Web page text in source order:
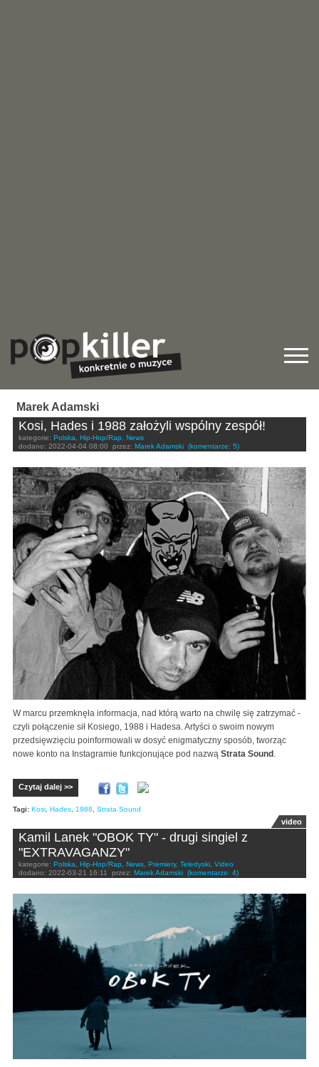
Marek Adamski
Kosi, Hades i 1988 założyli wspólny zespół!
kategorie: Polska, Hip-Hop/Rap, News
dodano: 2022-04-04 08:00 przez: Marek Adamski (komentarze: 5)
W marcu przemknęła informacja, nad którą warto na chwilę się zatrzymać -
czyli połączenie sił Kosiego, 1988 i Hadesa. Artyści o swoim nowym
przedsięwzięciu poinformowali w dosyć enigmatyczny sposób, tworząc
nowe konto na Instagramie funkcjonujące pod nazwą Strata Sound .
Czytaj dalej >>
Tagi: Kosi, Hades, 1988, Strata Sound
video
Kamil Lanek "OBOK TY" - drugi singiel z
"EXTRAVAGANZY"
kategorie: Polska, Hip-Hop/Rap, News, Premiery, Teledyski, Video
dodano: 2022-03-21 16:11 przez: Marek Adamski (komentarze: 4)